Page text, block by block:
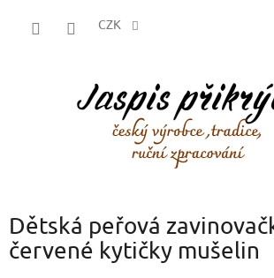
CZK
Dětská peřová
červené kytičky mušelin